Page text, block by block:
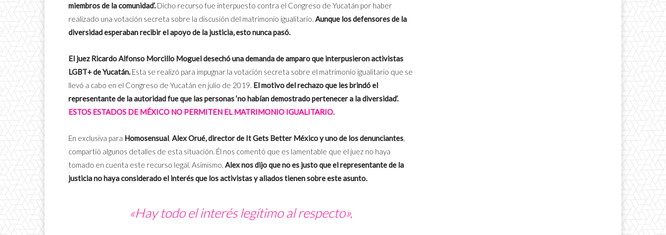
miembros de la comunidad’. Dicho recurso fue interpuesto contra el Congreso de Yucatán por haber
realizado una votación secreta sobre la discusión del matrimonio igualitario. Aunque los defensores de la
diversidad esperaban recibir el apoyo de la justicia, esto nunca pasó.
El juez Ricardo Alfonso Morcillo Moguel desechó una demanda de amparo que interpusieron activistas
LGBT+ de Yucatán. Esta se realizó para impugnar la votación secreta sobre el matrimonio igualitario que se
llevó a cabo en el Congreso de Yucatán en julio de 2019. El motivo del rechazo que les brindó el
representante de la autoridad fue que las personas ‘no habían demostrado pertenecer a la diversidad’.
ESTOS ESTADOS DE MÉXICO NO PERMITEN EL MATRIMONIO IGUALITARIO.
En exclusiva para Homosensual, Alex Orué, director de It Gets Better México y uno de los denunciantes,
compartió algunos detalles de esta situación. Él nos comentó que es lamentable que el juez no haya
tomado en cuenta este recurso legal. Asimismo, Alex nos dijo que no es justo que el representante de la
justicia no haya considerado el interés que los activistas y aliados tienen sobre este asunto.
«Hay todo el interés legítimo al respecto».